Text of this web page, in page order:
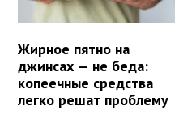
Жирное пятно на
джинсах — не беда:
копеечные средства
легко решат проблему